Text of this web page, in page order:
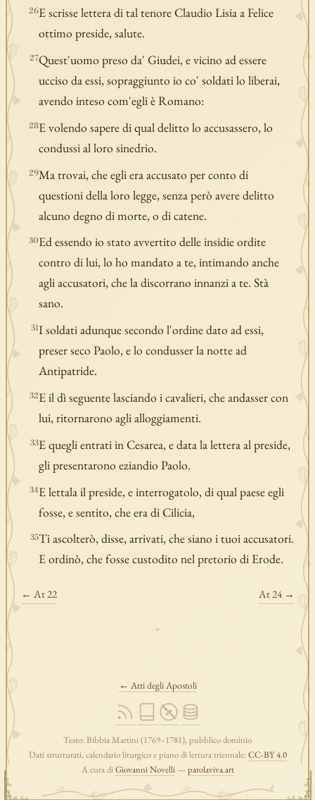
26E scrisse lettera di tal tenore Claudio Lisia a Felice
ottimo preside, salute.
27Quest'uomo preso da' Giudei, e vicino ad essere
ucciso da essi, sopraggiunto io co' soldati lo liberai,
avendo inteso com'egli è Romano:
28E volendo sapere di qual delitto lo accusassero, lo
condussi al loro sinedrio.
29Ma trovai, che egli era accusato per conto di
questioni della loro legge, senza però avere delitto
alcuno degno di morte, o di catene.
30Ed essendo io stato avvertito delle insidie ordite
contro di lui, lo ho mandato a te, intimando anche
agli accusatori, che la discorrano innanzi a te. Stà
sano.
31I soldati adunque secondo l'ordine dato ad essi,
preser seco Paolo, e lo condusser la notte ad
Antipatride.
32E il dì seguente lasciando i cavalieri, che andasser con
lui, ritornarono agli alloggiamenti.
33E quegli entrati in Cesarea, e data la lettera al preside,
gli presentarono eziandio Paolo.
34E lettala il preside, e interrogatolo, di qual paese egli
fosse, e sentito, che era di Cilicia,
35Ti ascolterò, disse, arrivati, che siano i tuoi accusatori.
E ordinò, che fosse custodito nel pretorio di Erode.
← At 22 At 24 →
← Atti degli Apostoli
Testo: Bibbia Martini (1769–1781), pubblico dominio
Dati strutturati, calendario liturgico e piano di lettura triennale: CC-BY 4.0
A cura diGiovanni Novelli—parolaviva.art